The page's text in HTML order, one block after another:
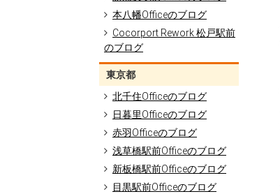
本八幡Officeのブログ
Cocorport Rework 松戸駅前
のブログ
東京都
北千住Officeのブログ
日暮里Officeのブログ
赤羽Officeのブログ
浅草橋駅前Officeのブログ
新板橋駅前Officeのブログ
目黒駅前Officeのブログ